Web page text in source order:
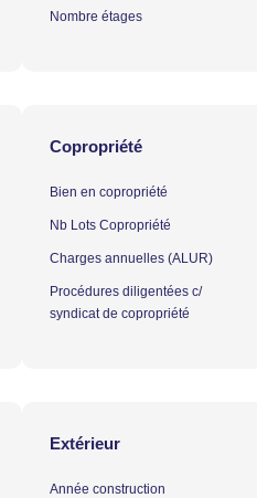
Nombre étages
Copropriété
Bien en copropriété
Nb Lots Copropriété
Charges annuelles (ALUR)
Procédures diligentées c/
syndicat de copropriété
Extérieur
Année construction